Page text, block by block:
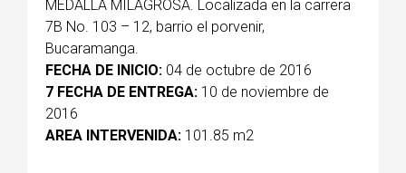
MEDALLA MILAGROSA. Localizada en la carrera
7B No. 103 – 12, barrio el porvenir,
Bucaramanga.
FECHA DE INICIO: 04 de octubre de 2016
7 FECHA DE ENTREGA: 10 de noviembre de
2016
AREA INTERVENIDA: 101.85 m2